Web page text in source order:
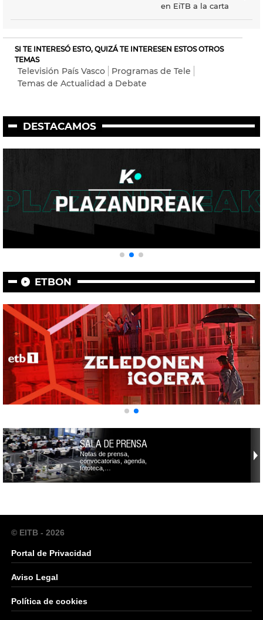
en EiTB a la carta
SI TE INTERESÓ ESTO, QUIZÁ TE INTERESEN ESTOS OTROS
TEMAS
Televisión País Vasco
Programas de Tele
Temas de Actualidad a Debate
DESTACAMOS
ETBON
SALA DE PRENSA
Notas de prensa,
convocatorias, agenda,
fototeca,…
© EITB - 2026
Portal de Privacidad
Aviso Legal
Política de cookies